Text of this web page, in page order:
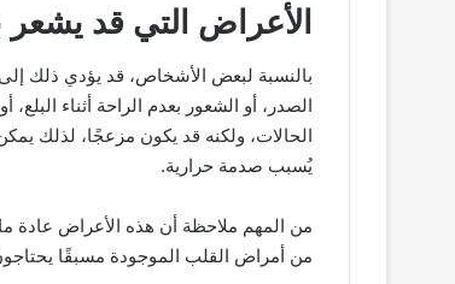
الأعراض التي قد
بالنسبة لبعض الأشخاص، قد يؤدي ذلك
الصدر، أو الشعور بعدم الراحة أثناء
الحالات، ولكنه قد يكون مزعجًا، لذلك
يُسبب صدمة حرارية.
من المهم ملاحظة أن هذه الأعراض عادة
من أمراض القلب الموجودة مسبقًا